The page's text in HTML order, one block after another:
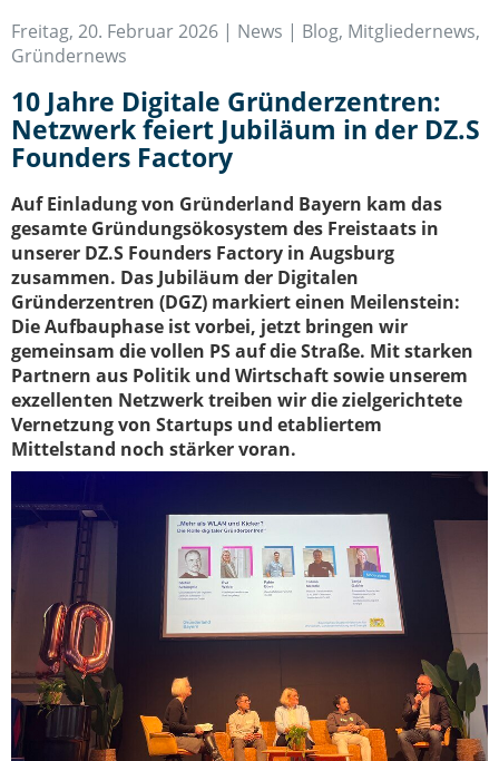
Start-Up Augsburg
Freitag, 20. Februar 2026 | News | Blog, Mitgliedernews,
Gründernews
10 Jahre Digitale Gründerzentren:
Netzwerk feiert Jubiläum in der DZ.S
Founders Factory
Auf Einladung von Gründerland Bayern kam das
gesamte Gründungsökosystem des Freistaats in
unserer DZ.S Founders Factory in Augsburg
zusammen. Das Jubiläum der Digitalen
Gründerzentren (DGZ) markiert einen Meilenstein:
Die Aufbauphase ist vorbei, jetzt bringen wir
gemeinsam die vollen PS auf die Straße. Mit starken
Partnern aus Politik und Wirtschaft sowie unserem
exzellenten Netzwerk treiben wir die zielgerichtete
Vernetzung von Startups und etabliertem
Mittelstand noch stärker voran.